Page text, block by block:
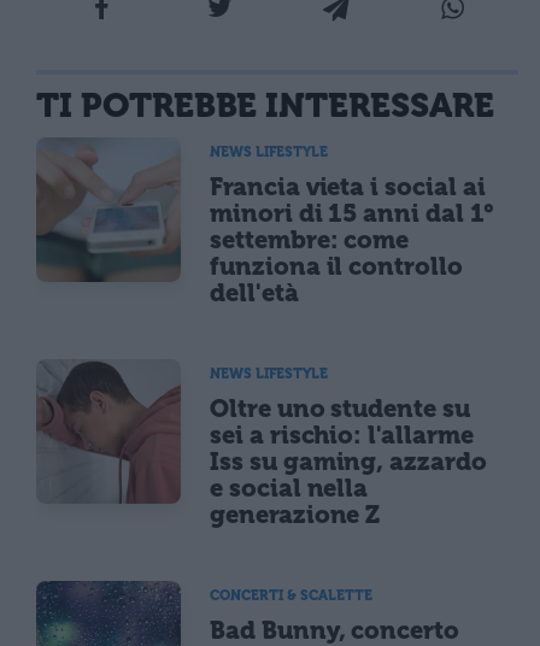
TI POTREBBE INTERESSARE
NEWS LIFESTYLE
Francia vieta i social ai
minori di 15 anni dal 1°
settembre: come
funziona il controllo
dell'età
NEWS LIFESTYLE
Oltre uno studente su
sei a rischio: l'allarme
Iss su gaming, azzardo
e social nella
generazione Z
CONCERTI & SCALETTE
Bad Bunny, concerto